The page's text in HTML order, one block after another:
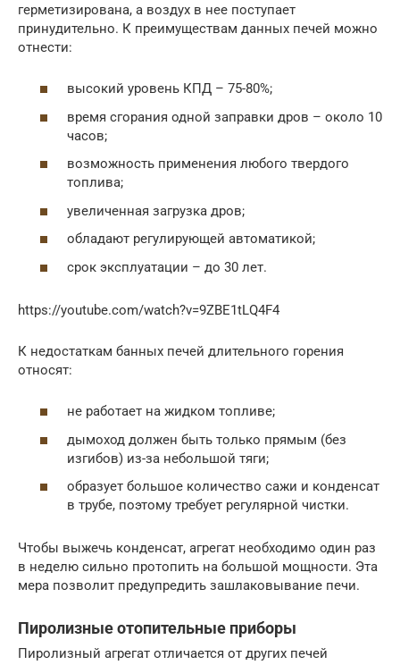
герметизирована, а воздух в нее поступает
принудительно. К преимуществам данных печей можно
отнести:
высокий уровень КПД – 75-80%;
время сгорания одной заправки дров – около 10
часов;
возможность применения любого твердого
топлива;
увеличенная загрузка дров;
обладают регулирующей автоматикой;
срок эксплуатации – до 30 лет.
https://youtube.com/watch?v=9ZBE1tLQ4F4
К недостаткам банных печей длительного горения
относят:
не работает на жидком топливе;
дымоход должен быть только прямым (без
изгибов) из-за небольшой тяги;
образует большое количество сажи и конденсат
в трубе, поэтому требует регулярной чистки.
Чтобы выжечь конденсат, агрегат необходимо один раз
в неделю сильно протопить на большой мощности. Эта
мера позволит предупредить зашлаковывание печи.
Пиролизные отопительные приборы
Пиролизный агрегат отличается от других печей